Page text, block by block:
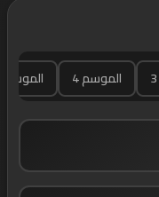
الموسم 4 الموسم 5